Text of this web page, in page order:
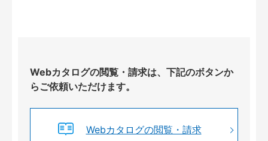
Webカタログの閲覧・請求は、下記のボタンか
らご依頼いただけます。
Webカタログの閲覧・請求